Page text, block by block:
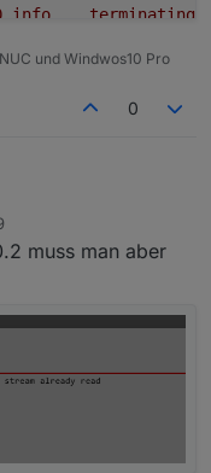
info terminating
und Windwos10 Pro
0
muss man aber